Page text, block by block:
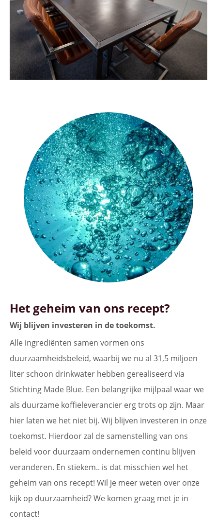
Het geheim van ons recept?
Wij blijven investeren in de toekomst.
Alle ingrediënten samen vormen ons
duurzaamheidsbeleid, waarbij we nu al 31,5 miljoen
liter schoon drinkwater hebben gerealiseerd via
Stichting Made Blue. Een belangrijke mijlpaal waar we
als duurzame koffieleverancier erg trots op zijn. Maar
hier laten we het niet bij. Wij blijven investeren in onze
toekomst. Hierdoor zal de samenstelling van ons
beleid voor duurzaam ondernemen continu blijven
veranderen. En stiekem.. is dat misschien wel het
geheim van ons recept! Wil je meer weten over onze
kijk op duurzaamheid? We komen graag met je in
contact!